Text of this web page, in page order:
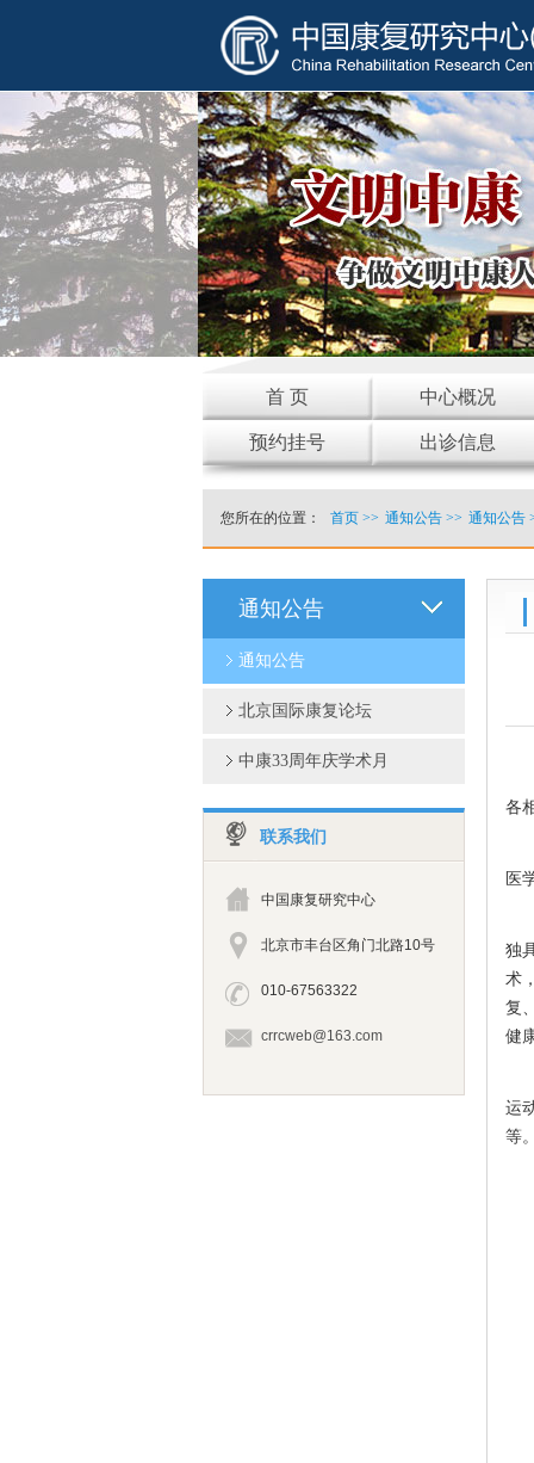
首 页 中心概况
预约挂号 出诊信息
您所在的位置： 首页>> 通知公告>> 通知公告
通知公告
通知公告
北京国际康复论坛
中康33周年庆学术月
联系我们
中国康复研究中心
北京市丰台区角门北路10号
010-67563322
crrcweb@163.com
各
医
独
术
复
健
运
等